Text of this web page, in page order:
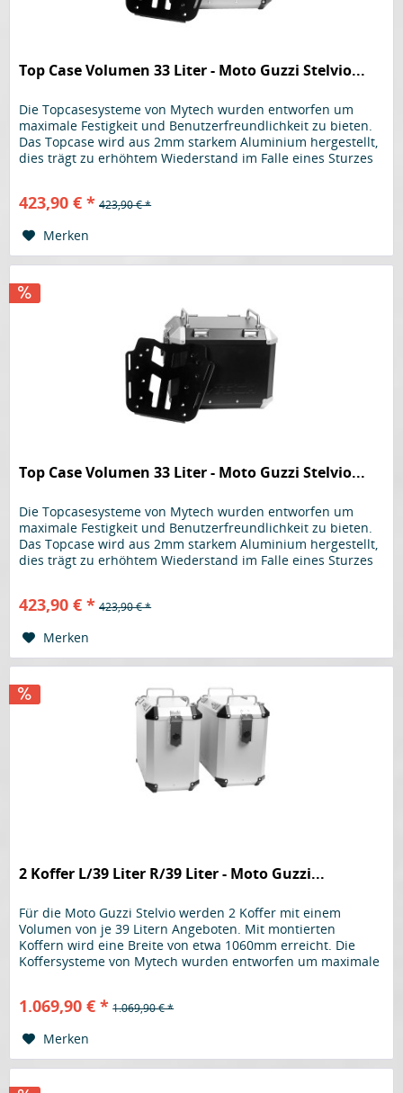
Top Case Volumen 33 Liter - Moto Guzzi Stelvio...
Die Topcasesysteme von Mytech wurden entworfen um
maximale Festigkeit und Benutzerfreundlichkeit zu bieten.
Das Topcase wird aus 2mm starkem Aluminium hergestellt,
dies trägt zu erhöhtem Wiederstand im Falle eines Sturzes
Gehäuse wird kein Kunststoff verwendet, selbst der...
423,90 € * 423,90 € *
Merken
Top Case Volumen 33 Liter - Moto Guzzi Stelvio...
Die Topcasesysteme von Mytech wurden entworfen um
maximale Festigkeit und Benutzerfreundlichkeit zu bieten.
Das Topcase wird aus 2mm starkem Aluminium hergestellt,
dies trägt zu erhöhtem Wiederstand im Falle eines Sturzes
Gehäuse wird kein Kunststoff verwendet, selbst der...
423,90 € * 423,90 € *
Merken
2 Koffer L/39 Liter R/39 Liter - Moto Guzzi...
Für die Moto Guzzi Stelvio werden 2 Koffer mit einem
Volumen von je 39 Litern Angeboten. Mit montierten
Koffern wird eine Breite von etwa 1060mm erreicht. Die
Koffersysteme von Mytech wurden entworfen um maximale
erhöhtem Wiederstand im Falle eines Sturzes...
1.069,90 € * 1.069,90 € *
Merken